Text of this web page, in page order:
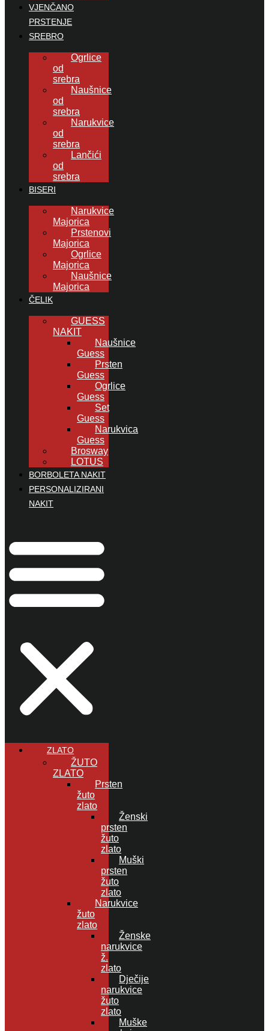
VJENČANO
PRSTENJE
SREBRO
Ogrlice
od
srebra
Naušnice
od
srebra
Narukvice
od
srebra
Lančići
od
srebra
BISERI
Narukvice
Majorica
Prstenovi
Majorica
Ogrlice
Majorica
Naušnice
Majorica
ČELIK
GUESS
NAKIT
Naušnice
Guess
Prsten
Guess
Ogrlice
Guess
Set
Guess
Narukvica
Guess
Brosway
LOTUS
BORBOLETA NAKIT
PERSONALIZIRANI
NAKIT
ZLATO
ŽUTO
ZLATO
Prsten
žuto
zlato
Ženski
prsten
žuto
zlato
Muški
prsten
žuto
zlato
Narukvice
žuto
zlato
Ženske
narukvice
ž.
zlato
Dječije
narukvice
žuto
zlato
Muške